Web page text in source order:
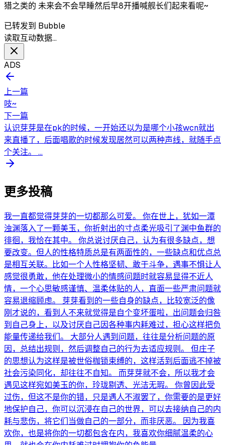
猎之类的 未来会不会早睡然后早8开播喊舰长们起来看呢~
已转发到 Bubble
读取互动数据…
ADS
上一篇
吱~
下一篇
认识芽芽是在pk的时候，一开始还以为是哪个小孩wcn就出
来直播了，后面唱歌的时候发现居然可以两种声线，就随手点
个关注。 ...
更多投稿
我一直都觉得芽芽的一切都那么可爱。 你在世上，犹如一潭
浊渊落入了一颗美玉，你折射出的寸点柔光吸引了渊中鱼群的
徘徊，我恰在其中。 你总说讨厌自己，认为有很多缺点，想
要改变。但人的性格特质总是有两面性的，一些缺点和优点总
是相互关联。比如一个人性格坚韧、敢于斗争，遇事不惧让人
感觉很勇敢，他在处理微小的情感问题时就容易显得不近人
情，一个心思敏感谨慎、温柔体贴的人，直面一些严肃问题就
容易退缩顾虑。 芽芽看到的一些自身的缺点，比较宽泛的像
刚才说的，看到人不来就觉得是自个变坏蛋啦，出问题会归咎
到自己身上，以及讨厌自己因各种事内耗难过，担心这样把负
能量传递给我们。 大部分人遇到问题，往往是分析问题的原
因，总结出规则，然后调整自己的行为去适应规则。 但庄子
的思想认为这样是被世俗枷锁束缚的，这样活到后面逃不掉被
社会污染同化，却往往不自知。 而芽芽就不会，所以我才会
遇见这样宛如美玉的你，玲珑剔透、光洁无瑕。 你曾因此受
过伤，但这不是你的错，只是遇人不淑罢了，你需要的是更好
地保护自己，你可以沉浸在自己的世界，可以去接纳自己的内
耗与悲伤，将它们当做自己的一部分，而非厌恶。 因为我喜
欢你，也是将你的一切都包含在内，我喜欢你细腻温柔的心